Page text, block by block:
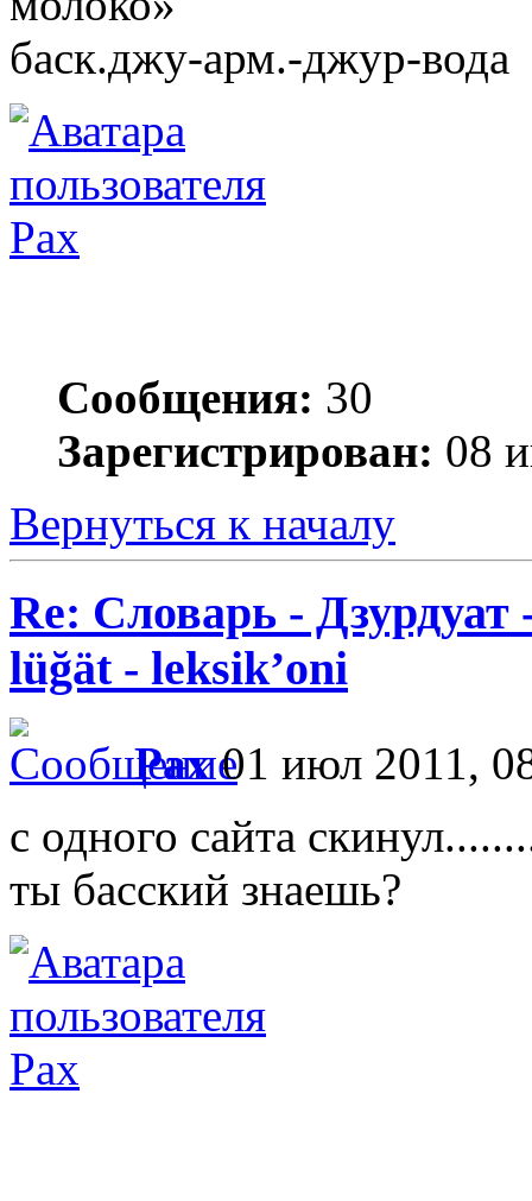
баск.джу-арм.-джур-вода
Pax
Сообщения: 30
Зарегистрирован: 08
Вернуться к началу
Re: Словарь -
lüğät - leksik’oni
Pax01 июл 2011,
с одного сайта
ты басский знаешь?
Pax